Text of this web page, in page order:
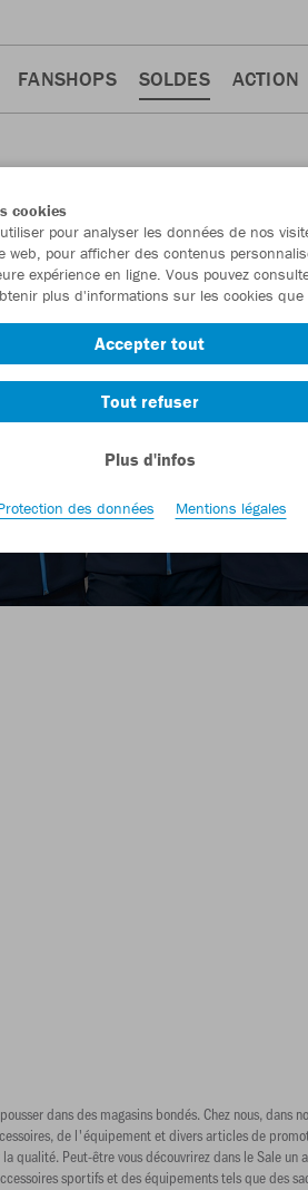
FANSHOPS SOLDES ACTION
FEMMES
dans des magasins bondés. Chez nous,
de l'équipement et divers articles de
qualité. Peut-être vous découvrirez dans le Sale
sportifs et des équipements tels que des
cookies
pour analyser les données de nos
web, pour afficher des contenus
expérience en ligne. Vous pouvez
plus d'informations sur les cookies
Accepter tout
Tout refuser
Plus d'infos
des données Mentions légales